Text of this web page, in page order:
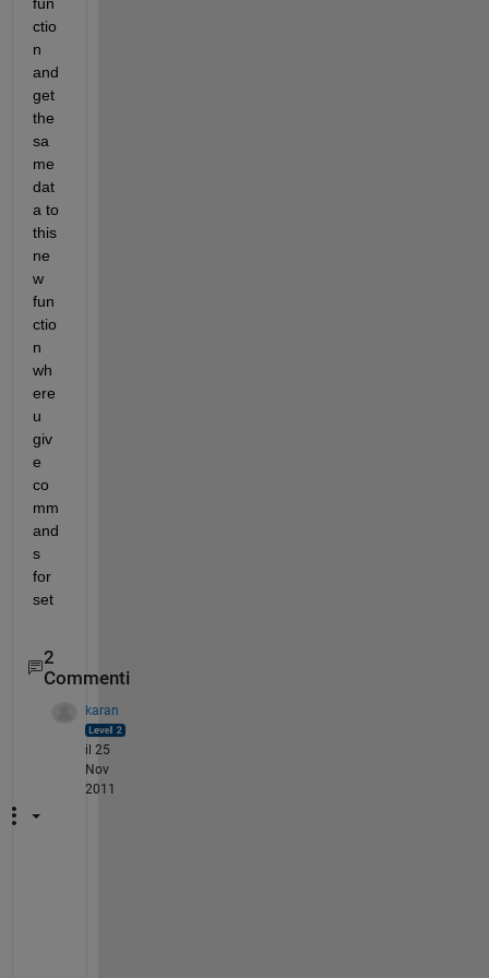
ctio
n
and
get
the
sa
me
dat
a to
this
ne
w
fun
ctio
n
wh
ere
u
giv
e
co
mm
and
s
for
set
2
Commenti
karan
il 25
Nov
2011